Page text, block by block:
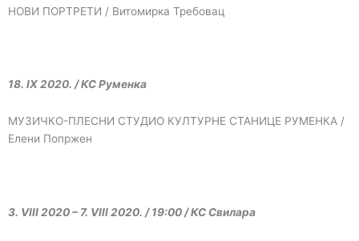
НОВИ ПОРТРЕТИ / Витомирка Требовац
18. IX 2020. / КС Руменка
МУЗИЧКО-ПЛЕСНИ СТУДИО КУЛТУРНЕ СТАНИЦЕ РУМЕНКА /
Елени Попржен
3. VIII 2020 – 7. VIII 2020. / 19:00 / КС Свилара